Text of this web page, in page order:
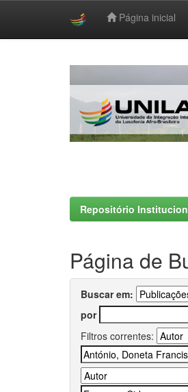
Página inicial
Repositório
Página de
Buscar em:
por
Filtros correntes: